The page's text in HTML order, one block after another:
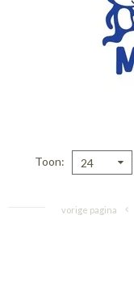
Toon 24
vorige pagina